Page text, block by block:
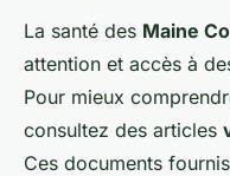
La santé des Maine
attention et accès à
Pour mieux
consultez des articles
Ces documents